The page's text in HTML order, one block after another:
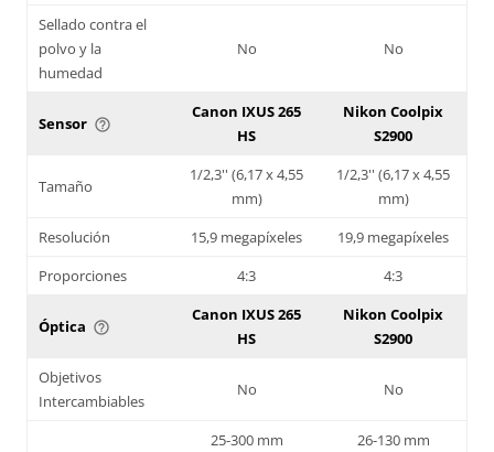
Sellado contra el
polvo y la
humedad
No No
Sensor help_outline
Canon IXUS 265
HS
Nikon Coolpix
S2900
Tamaño
1/2,3'' (6,17 x 4,55
mm)
1/2,3'' (6,17 x 4,55
mm)
Resolución
15,9 megapíxeles
19,9 megapíxeles
Proporciones
4:3 4:3
Óptica help_outline
Canon IXUS 265
HS
Nikon Coolpix
S2900
Objetivos
Intercambiables
No No
25-300 mm
26-130 mm